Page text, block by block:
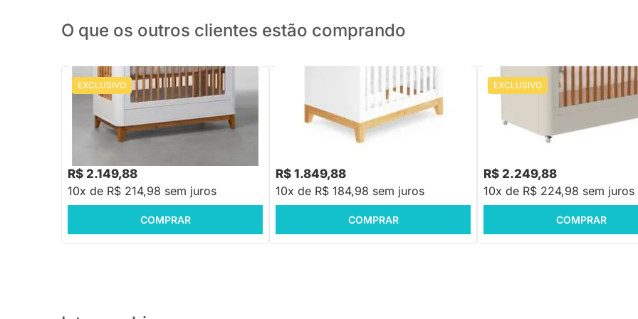
O que os outros clientes estão comprando
EXCLUSIVO PRONTA ENTREGA
Berço Mini Cama Boom Slim 2 em 1
Square - Branco Fosco
R$ 2.149,88
10x de R$ 214,98 sem juros
COMPRAR
PRONTA ENTREGA
Berço Cama Amor Perfeito - Branco
R$ 1.849,88
10x de R$ 184,98 sem juros
COMPRAR
EXCLUSIVO PRONTA ENTREGA
Berço Mini Cama Boom Plus 2 em
Rodízios - Areia Fosco
R$ 2.249,88
10x de R$ 224,98 sem juros
COMPRAR